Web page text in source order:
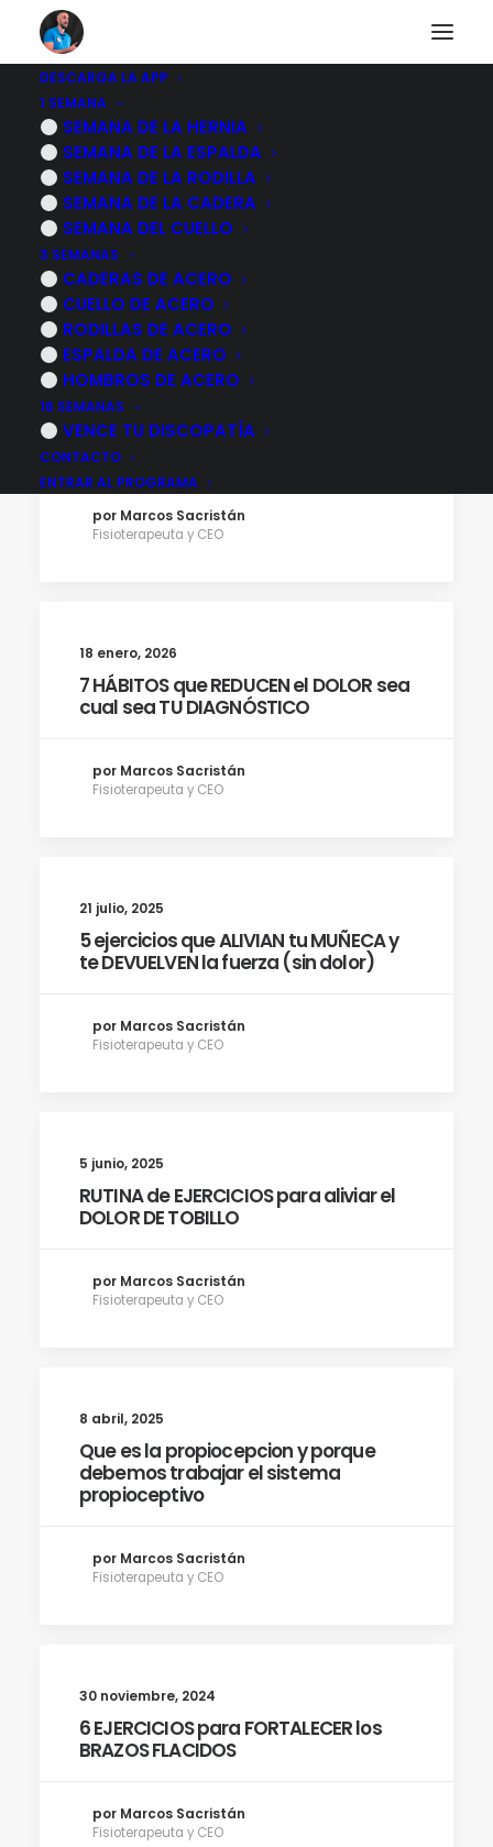
DESCARGA LA APP
1 SEMANA
SEMANA DE LA HERNIA
SEMANA DE LA ESPALDA
SEMANA DE LA RODILLA
SEMANA DE LA CADERA
SEMANA DEL CUELLO
3 SEMANAS
CADERAS DE ACERO
CUELLO DE ACERO
RODILLAS DE ACERO
ESPALDA DE ACERO
HOMBROS DE ACERO
16 SEMANAS
VENCE TU DISCOPATÍA
CONTACTO
ENTRAR AL PROGRAMA
Otros diarios
Descubre a otras personas que están pasando lo
15 marzo, 2026
Por esto tu DOLOR NO MEJORA
(aunque estés haciendo ejercicio)
por Marcos Sacristán
Fisioterapeuta y CEO
18 enero, 2026
7 HÁBITOS que REDUCEN el DOLOR sea
cual sea TU DIAGNÓSTICO
por Marcos Sacristán
Fisioterapeuta y CEO
21 julio, 2025
5 ejercicios que ALIVIAN tu MUÑECA y
te DEVUELVEN la fuerza (sin dolor)
por Marcos Sacristán
Fisioterapeuta y CEO
5 junio, 2025
RUTINA de EJERCICIOS para aliviar el
DOLOR DE TOBILLO
por Marcos Sacristán
Fisioterapeuta y CEO
8 abril, 2025
Que es la propiocepcion y porque
debemos trabajar el sistema
propioceptivo
por Marcos Sacristán
Fisioterapeuta y CEO
30 noviembre, 2024
6 EJERCICIOS para FORTALECER los
BRAZOS FLACIDOS
por Marcos Sacristán
Fisioterapeuta y CEO